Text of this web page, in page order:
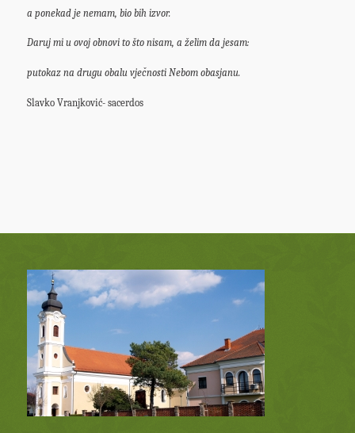
a ponekad je nemam, bio bih izvor.
Daruj mi u ovoj obnovi to što nisam, a želim da jesam:
putokaz na drugu obalu vječnosti Nebom obasjanu.
Slavko Vranjković- sacerdos